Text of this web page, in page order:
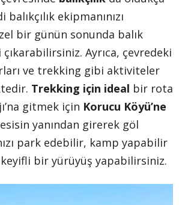
ekipmanınızı
bir günün sonunda balık
Ayrıca, çevredeki
ve trekking gibi aktiviteler
Trekking için ideal bir rota
gitmek için Korucu Köyü’ne
yanından girerek göl
park edebilir, kamp yapabilir
bir yürüyüş yapabilirsiniz.